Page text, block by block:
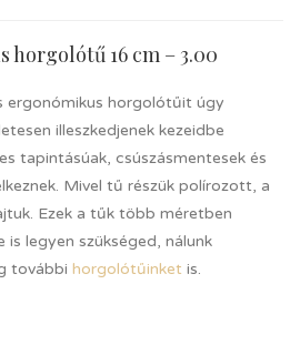
horgolótű 16 cm – 3.00
ergonómikus horgolótűit úgy
illeszkedjenek kezeidbe
tapintásúak, csúszásmentesek és
Mivel tű részük polírozott, a
Ezek a tűk több méretben
legyen szükséged, nálunk
további horgolótűinket is.